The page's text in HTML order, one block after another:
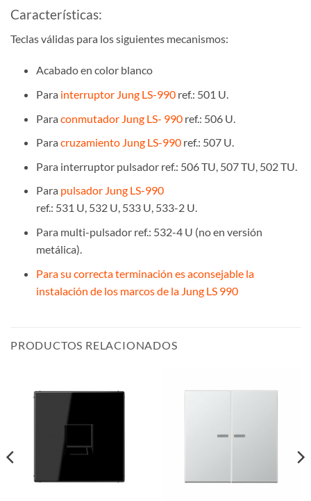
Características:
Teclas válidas para los siguientes mecanismos:
Acabado en color blanco
Para interruptor Jung LS-990ref.: 501 U.
Para conmutador Jung LS- 990ref.: 506 U.
Para cruzamiento Jung LS-990ref.: 507 U.
Para interruptor pulsador ref.: 506 TU, 507 TU, 502 TU.
Para pulsador Jung LS-990
ref.: 531 U, 532 U, 533 U, 533-2 U.
Para multi-pulsador ref.: 532-4 U (no en versión
metálica).
Para su correcta terminación es aconsejable la
instalación de los marcos de la Jung LS 990
PRODUCTOS RELACIONADOS